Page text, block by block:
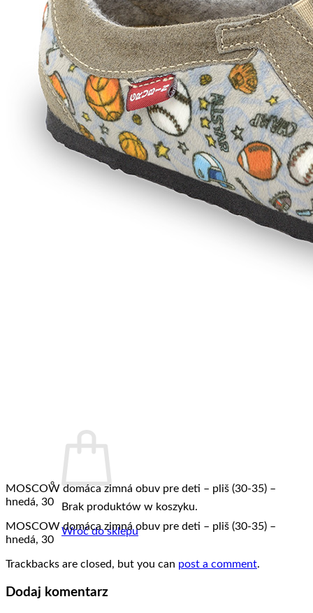
Brak produktów w koszyku.
Wróć do sklepu
MOSCOW domáca zimná obuv pre deti – pliš (30-35) –
hnedá, 30
MOSCOW domáca zimná obuv pre deti – pliš (30-35) –
hnedá, 30
Trackbacks are closed, but you can post a comment.
Dodaj komentarz